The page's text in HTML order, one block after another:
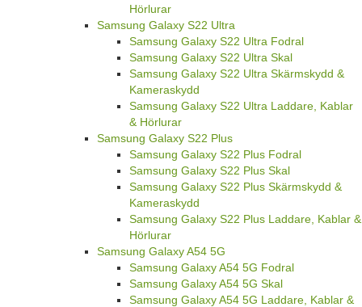
Hörlurar
Samsung Galaxy S22 Ultra
Samsung Galaxy S22 Ultra Fodral
Samsung Galaxy S22 Ultra Skal
Samsung Galaxy S22 Ultra Skärmskydd &
Kameraskydd
Samsung Galaxy S22 Ultra Laddare, Kablar
& Hörlurar
Samsung Galaxy S22 Plus
Samsung Galaxy S22 Plus Fodral
Samsung Galaxy S22 Plus Skal
Samsung Galaxy S22 Plus Skärmskydd &
Kameraskydd
Samsung Galaxy S22 Plus Laddare, Kablar &
Hörlurar
Samsung Galaxy A54 5G
Samsung Galaxy A54 5G Fodral
Samsung Galaxy A54 5G Skal
Samsung Galaxy A54 5G Laddare, Kablar &